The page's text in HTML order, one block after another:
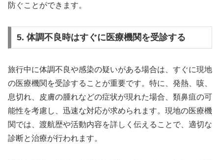
防ぐことができます。
5. 体調不良時はすぐに医療機関を受診する
旅行中に体調不良や感染の疑いがある場合は、すぐに現地
の医療機関を受診することが重要です。特に、発熱、咳、
息切れ、皮膚の腫れなどの症状が現れた場合、類鼻疽の可
能性を考慮し、迅速な対応が求められます。現地の医療機
関では、渡航歴や活動内容を詳しく伝えることで、適切な
診断と治療が行われます。